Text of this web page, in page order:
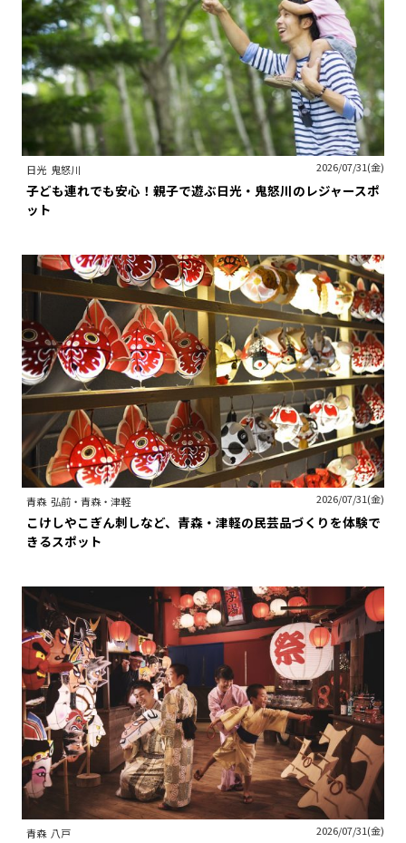
日光 鬼怒川 2026/07/31(金)
子ども連れでも安心！親子で遊ぶ日光・鬼怒川のレジャースポ
ット
青森 弘前・青森・津軽 2026/07/31(金)
こけしやこぎん刺しなど、青森・津軽の民芸品づくりを体験で
きるスポット
青森 八戸 2026/07/31(金)